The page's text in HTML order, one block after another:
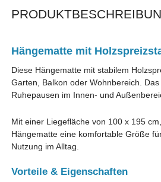
Hängematte mit
Diese Hängematte mit stabilem
Garten, Balkon oder Wohnbereich.
Ruhepausen im Innen- und
Mit einer Liegefläche von 100 x 195
Hängematte eine komfortable Größe
Nutzung im Alltag.
Vorteile & Eigenschaften